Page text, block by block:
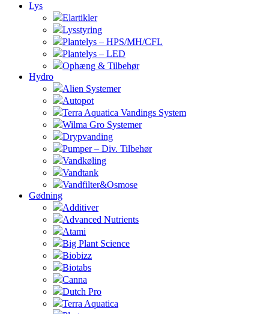
Lys
Elartikler
Lysstyring
Plantelys – HPS/MH/CFL
Plantelys – LED
Ophæng & Tilbehør
Hydro
Alien Systemer
Autopot
Terra Aquatica Vandings System
Wilma Gro Systemer
Drypvanding
Pumper – Div. Tilbehør
Vandkøling
Vandtank
Vandfilter&Osmose
Gødning
Additiver
Advanced Nutrients
Atami
Big Plant Science
Biobizz
Biotabs
Canna
Dutch Pro
Terra Aquatica